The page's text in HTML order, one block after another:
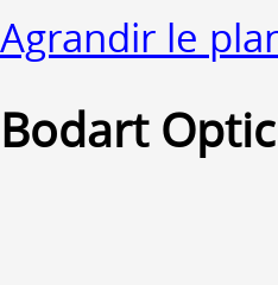
Agrandir le
Bodart